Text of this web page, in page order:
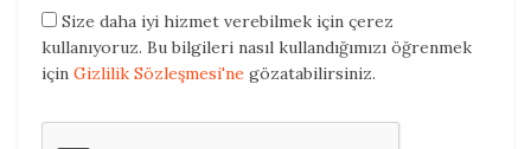
Size daha iyi hizmet verebilmek için çerez
kullanıyoruz. Bu bilgileri nasıl kullandığımızı öğrenmek
için Gizlilik Sözleşmesi'ne gözatabilirsiniz.